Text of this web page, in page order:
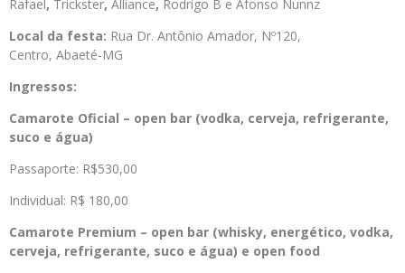
Rafael, Trickster, Alliance, Rodrigo B e Afonso Nunnz
Local da festa: Rua Dr. Antônio Amador, Nº120,
Centro, Abaeté-MG
Ingressos:
Camarote Oficial – open bar (vodka, cerveja, refrigerante,
suco e água)
Passaporte: R$530,00
Individual: R$ 180,00
Camarote Premium – open bar (whisky, energético, vodka,
cerveja, refrigerante, suco e água) e open food